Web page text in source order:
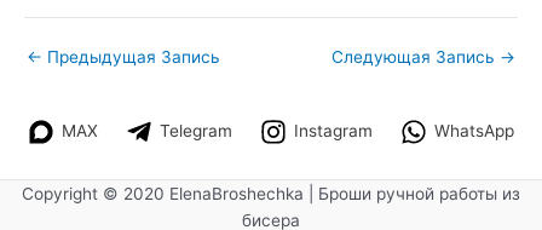
← Предыдущая Запись Следующая Запись →
MAX Telegram Instagram WhatsApp
Copyright © 2020 ElenaBroshechka | Броши ручной работы из
бисера